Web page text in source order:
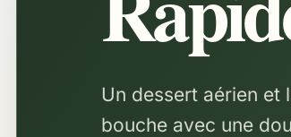
Un dessert aérien et
bouche avec une